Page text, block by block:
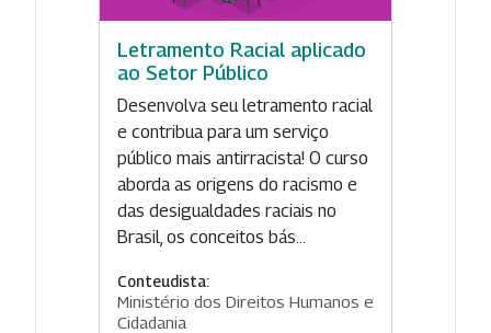
Letramento Racial aplicado
ao Setor Público
Desenvolva seu letramento racial
e contribua para um serviço
público mais antirracista! O curso
aborda as origens do racismo e
das desigualdades raciais no
Brasil, os conceitos bás...
Conteudista:
Ministério dos Direitos Humanos e
Cidadania